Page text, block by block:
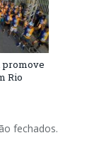
promove
Rio
fechados.